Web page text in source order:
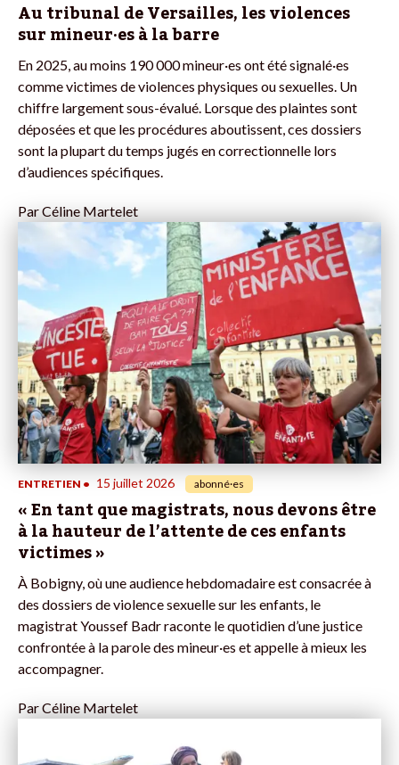
Au tribunal de Versailles, les violences
sur mineur·es à la barre
En 2025, au moins 190 000 mineur·es ont été signalé·es
comme victimes de violences physiques ou sexuelles. Un
chiffre largement sous-évalué. Lorsque des plaintes sont
déposées et que les procédures aboutissent, ces dossiers
sont la plupart du temps jugés en correctionnelle lors
d’audiences spécifiques.
ParCéline Martelet
ENTRETIEN • 15 juillet 2026 abonné·es
« En tant que magistrats, nous devons être
à la hauteur de l’attente de ces enfants
victimes »
À Bobigny, où une audience hebdomadaire est consacrée à
des dossiers de violence sexuelle sur les enfants, le
magistrat Youssef Badr raconte le quotidien d’une justice
confrontée à la parole des mineur·es et appelle à mieux les
accompagner.
ParCéline Martelet